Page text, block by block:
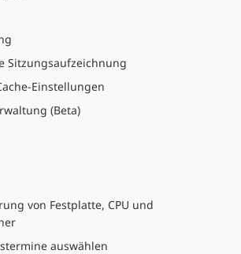
Sitzungsaufzeichnung
Einstellungen
(Beta)
von Festplatte, CPU und
auswählen